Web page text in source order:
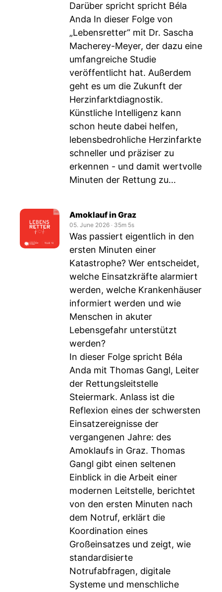
Darüber spricht spricht Béla
Anda In dieser Folge von
„Lebensretter“ mit Dr. Sascha
Macherey-Meyer, der dazu eine
umfangreiche Studie
veröffentlicht hat. Außerdem
geht es um die Zukunft der
Herzinfarktdiagnostik.
Künstliche Intelligenz kann
schon heute dabei helfen,
lebensbedrohliche Herzinfarkte
schneller und präziser zu
erkennen - und damit wertvolle
Minuten der Rettung zu...
Amoklauf in Graz
05. June 2026 ‧ 35m 5s
Was passiert eigentlich in den
ersten Minuten einer
Katastrophe? Wer entscheidet,
welche Einsatzkräfte alarmiert
werden, welche Krankenhäuser
informiert werden und wie
Menschen in akuter
Lebensgefahr unterstützt
werden?
In dieser Folge spricht Béla
Anda mit Thomas Gangl, Leiter
der Rettungsleitstelle
Steiermark. Anlass ist die
Reflexion eines der schwersten
Einsatzereignisse der
vergangenen Jahre: des
Amoklaufs in Graz. Thomas
Gangl gibt einen seltenen
Einblick in die Arbeit einer
modernen Leitstelle, berichtet
von den ersten Minuten nach
dem Notruf, erklärt die
Koordination eines
Großeinsatzes und zeigt, wie
standardisierte
Notrufabfragen, digitale
Systeme und menschliche